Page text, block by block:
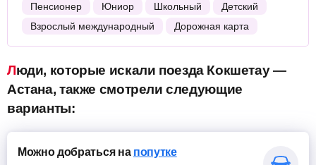
Пенсионер
Юниор Школьный
Детский
Взрослый международный
Дорожная карта
Люди, которые искали поезда Кокшетау —
Астана, также смотрели следующие
варианты:
Можно добраться на попутке